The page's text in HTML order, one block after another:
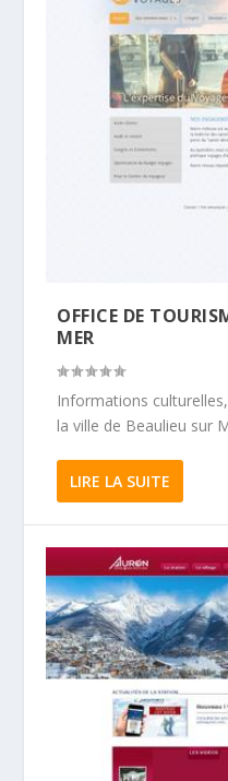
OFFICE DE
MER
Informations
la ville de Beaulieu sur
LIRE LA SUITE